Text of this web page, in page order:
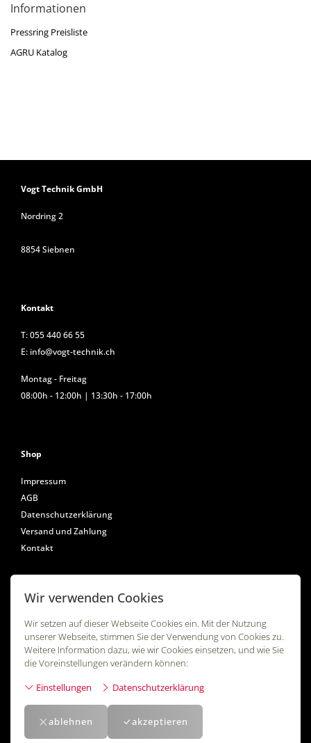
Wir verwenden Cookies
Wir setzen auf dieser Webseite Cookies ein. Mit der Nutzung
unserer Webseite, stimmen Sie der Verwendung von Cookies zu.
Weitere Information dazu, wie wir Cookies einsetzen, und wie Sie
die Voreinstellungen verändern können:
Einstellungen
Datenschutzerklärung
ablehnen akzeptieren
Informationen
Pressring Preisliste
AGRU Katalog
Vogt Technik GmbH
Nordring 2
8854 Siebnen
Kontakt
T:055 440 66 55
E: info@vogt-technik.ch
Montag - Freitag
08:00h - 12:00h | 13:30h - 17:00h
Shop
Impressum
AGB
Datenschutzerklärung
Versand und Zahlung
Kontakt
Folgen Sie uns
Powered by